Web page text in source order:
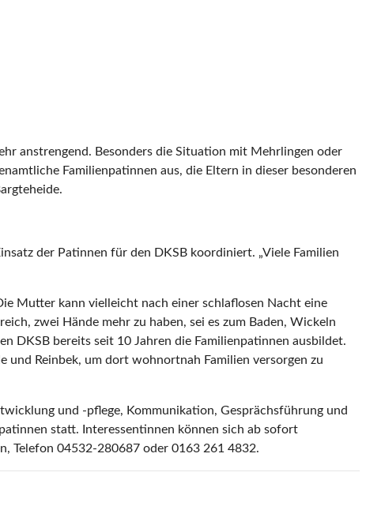
anstrengend. Besonders die Situation mit Mehrlingen oder
Familienpatinnen aus, die Eltern in dieser besonderen
der Patinnen für den DKSB koordiniert. „Viele Familien
Mutter kann vielleicht nach einer schlaflosen Nacht eine
zwei Hände mehr zu haben, sei es zum Baden, Wickeln
DKSB bereits seit 10 Jahren die Familienpatinnen ausbildet.
und Reinbek, um dort wohnortnah Familien versorgen zu
und -pflege, Kommunikation, Gesprächsführung und
statt. Interessentinnen können sich ab sofort
Telefon 04532-280687 oder 0163 261 4832.